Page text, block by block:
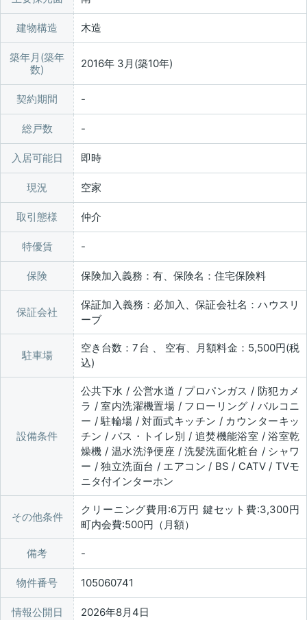
建物構造 木造
築年月(築年
数)
2016年 3月(築10年)
契約期間
総戸数
入居可能日 即時
現況 空家
取引態様 仲介
特優賃
保険 保険加入義務：有、保険名：住宅保険料
保証会社
保証加入義務：必加入、保証会社名：ハウスリ
ーブ
駐車場
空き台数：7台 、 空有、月額料金：5,500円(税
込)
設備条件
公共下水 / 公営水道 / プロパンガス / 防犯カメ
ラ / 室内洗濯機置場 / フローリング / バルコニ
ー / 駐輪場 / 対面式キッチン / カウンターキッ
チン / バス・トイレ別 / 追焚機能浴室 / 浴室乾
燥機 / 温水洗浄便座 / 洗髪洗面化粧台 / シャワ
ー / 独立洗面台 / エアコン / BS / CATV / TVモ
ニタ付インターホン
その他条件
クリーニング費用:6万円 鍵セット費:3,300円
町内会費:500円（月額）
備考
物件番号 105060741
情報公開日 2026年8月4日